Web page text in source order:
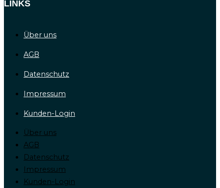
LINKS
Über uns
AGB
Datenschutz
Impressum
Kunden-Login
Über uns
AGB
Datenschutz
Impressum
Kunden-Login